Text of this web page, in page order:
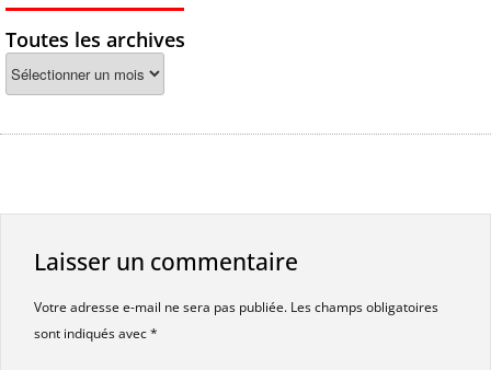
Toutes les archives
Laisser un commentaire
Votre adresse e-mail ne sera pas publiée. Les champs obligatoires
sont indiqués avec*